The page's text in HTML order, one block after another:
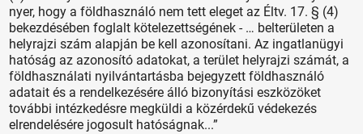
nyer, hogy a földhasználó nem tett eleget az Éltv. 17. § (4)
bekezdésében foglalt kötelezettségének - … belterületen a
helyrajzi szám alapján be kell azonosítani. Az ingatlanügyi
hatóság az azonosító adatokat, a terület helyrajzi számát, a
földhasználati nyilvántartásba bejegyzett földhasználó
adatait és a rendelkezésére álló bizonyítási eszközöket
további intézkedésre megküldi a közérdekű védekezés
elrendelésére jogosult hatóságnak...”